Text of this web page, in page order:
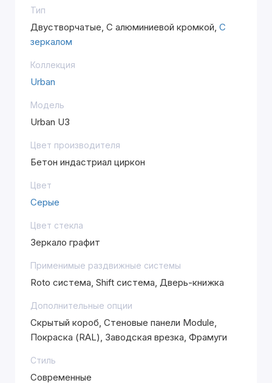
Тип
Двустворчатые, С алюминиевой кромкой, С
зеркалом
Коллекция
Urban
Модель
Urban U3
Цвет производителя
Бетон индастриал циркон
Цвет
Серые
Цвет стекла
Зеркало графит
Применимые раздвижные системы
Roto система, Shift система, Дверь-книжка
Дополнительные опции
Скрытый короб, Стеновые панели Module,
Покраска (RAL), Заводская врезка, Фрамуги
Стиль
Современные